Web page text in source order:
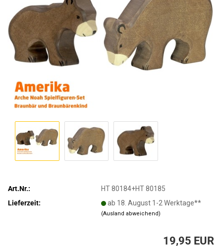
Art.Nr.:
HT 80184+HT 80185
Lieferzeit:
ab 18. August 1-2 Werktage**
(Ausland abweichend)
19,95 EUR